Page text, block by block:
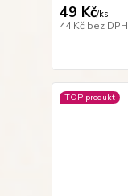
49 Kč/ks
44 Kč bez DPH
TOP produkt